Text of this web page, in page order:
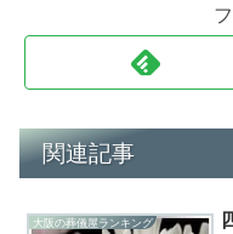
関連記事
大阪の葬儀屋ランキング